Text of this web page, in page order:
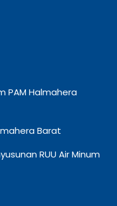
PAM Halmahera
Barat
RUU Air Minum